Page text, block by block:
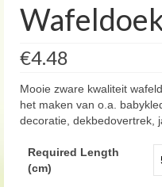
€4.48
Mooie zware kwaliteit
het maken van o.a.
decoratie, dekbedovertrek,
Required Length
(cm)